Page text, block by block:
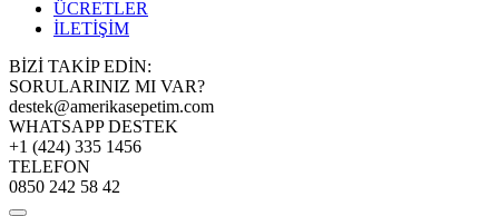
ÜCRETLER
İLETİŞİM
BİZİ TAKİP EDİN:
SORULARINIZ MI VAR?
destek@amerikasepetim.com
WHATSAPP DESTEK
+1 (424) 335 1456
TELEFON
0850 242 58 42